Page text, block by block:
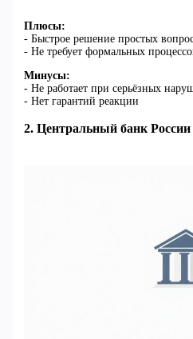
Плюсы:
- Быстрое решение простых
- Не требует формальных
Минусы:
- Не работает при серьёзных
- Нет гарантий реакции
2. Центральный банк России